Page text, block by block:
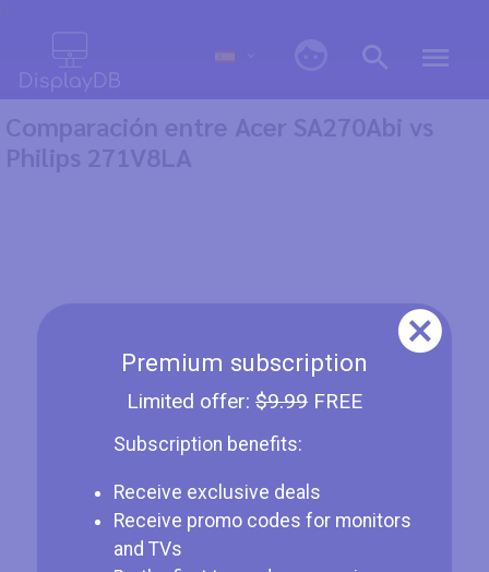
Premium subscription
Limited offer: $9.99FREE
Subscription benefits:
Receive exclusive deals
Receive promo codes for monitors
and TVs
Comparación entre Acer SA270Abi vs
Philips 271V8LA